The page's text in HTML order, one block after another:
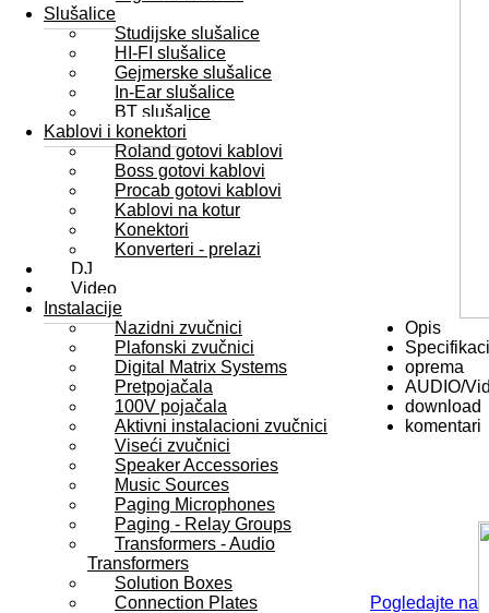
Slušalice
Studijske slušalice
HI-FI slušalice
Gejmerske slušalice
In-Ear slušalice
BT slušalice
Kablovi i konektori
Roland gotovi kablovi
Boss gotovi kablovi
Procab gotovi kablovi
Kablovi na kotur
Konektori
Konverteri - prelazi
DJ
Video
Instalacije
Nazidni zvučnici
Plafonski zvučnici
Digital Matrix Systems
Pretpojačala
100V pojačala
Aktivni instalacioni zvučnici
Viseći zvučnici
Speaker Accessories
Music Sources
Paging Microphones
Paging - Relay Groups
Transformers - Audio
Transformers
Solution Boxes
Connection Plates
Opis
oprema
AUDIO/
download
komentari
Pogledajte na